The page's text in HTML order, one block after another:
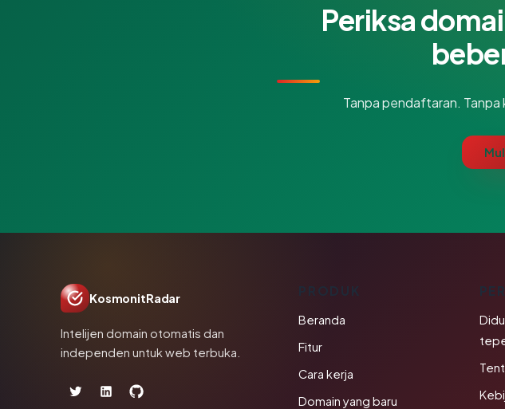
Periksa
Tanpa pendaftaran.
KosmonitRadar
Intelijen domain otomatis dan
independen untuk web terbuka.
Beranda
Fitur
Cara kerja
Domain yang baru